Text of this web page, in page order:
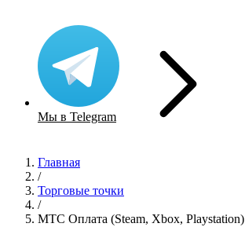
Мы в Telegram
Главная
/
Торговые точки
/
МТС Оплата (Steam, Xbox, Playstation)